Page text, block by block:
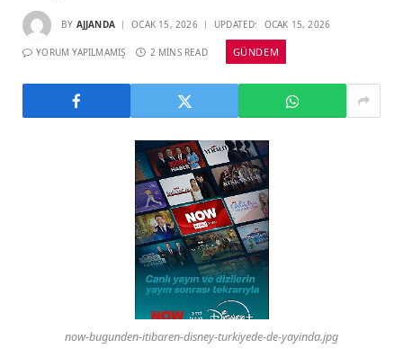
BY AJJANDA OCAK 15, 2026 UPDATED: OCAK 15, 2026
YORUM YAPILMAMIŞ 2 MINS READ GÜNDEM
now-bugunden-itibaren-disney-turkiyede-de-yayinda.jpg